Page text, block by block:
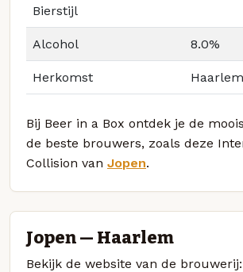
Bierstijl
Alcohol 8.0%
Herkomst Haarlem
Bij Beer in a Box ontdek je de
de beste brouwers, zoals deze
Collision van Jopen.
Jopen — Haarlem
Bekijk de website van de brouwerij: